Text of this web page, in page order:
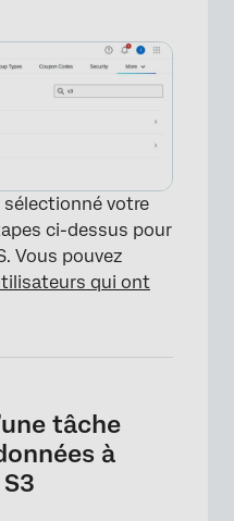
sélectionné votre
ci-dessus pour
Vous pouvez
qui ont
tâche
à